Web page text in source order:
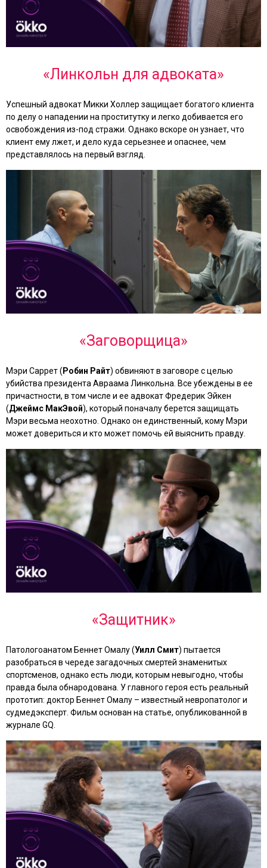
«Линкольн для адвоката»
Успешный адвокат Микки Холлер защищает богатого клиента
по делу о нападении на проститутку и легко добивается его
освобождения из-под стражи. Однако вскоре он узнает, что
клиент ему лжет, и дело куда серьезнее и опаснее, чем
представлялось на первый взгляд.
«Заговорщица»
Мэри Саррет ( Робин Райт) обвиняют в заговоре с целью
убийства президента Авраама Линкольна. Все убеждены в ее
причастности, в том числе и ее адвокат Фредерик Эйкен
(Джеймс МакЭвой), который поначалу берется защищать
Мэри весьма неохотно. Однако он единственный, кому Мэри
может довериться и кто может помочь ей выяснить правду.
«Защитник»
Патологоанатом Беннет Омалу (Уилл Смит) пытается
разобраться в череде загадочных смертей знаменитых
спортсменов, однако есть люди, которым невыгодно, чтобы
правда была обнародована. У главного героя есть реальный
прототип: доктор Беннет Омалу – известный невропатолог и
судмедэксперт. Фильм основан на статье, опубликованной в
журнале GQ.